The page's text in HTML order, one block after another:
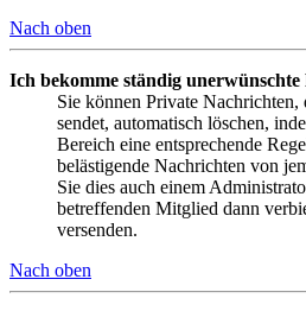
Nach oben
Ich bekomme ständig
Sie können Private
sendet, automatisch löschen,
Bereich eine entsprechende
belästigende Nachrichten von
Sie dies auch einem
betreffenden Mitglied dann
versenden.
Nach oben